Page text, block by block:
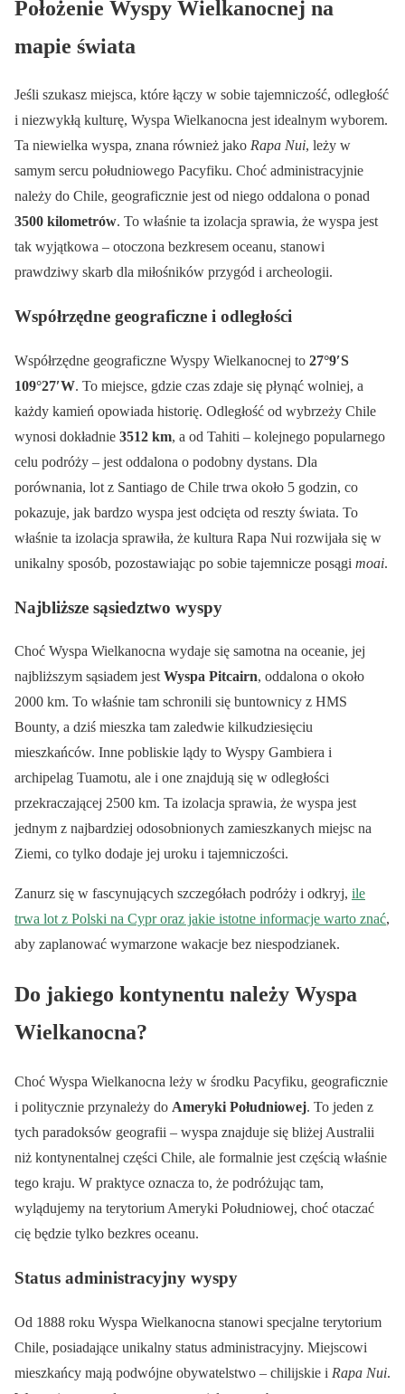
Położenie Wyspy Wielkanocnej na
mapie świata
Jeśli szukasz miejsca, które łączy w sobie tajemniczość, odległość
i niezwykłą kulturę, Wyspa Wielkanocna jest idealnym wyborem.
Ta niewielka wyspa, znana również jako Rapa Nui, leży w
samym sercu południowego Pacyfiku. Choć administracyjnie
należy do Chile, geograficznie jest od niego oddalona o ponad
3500 kilometrów. To właśnie ta izolacja sprawia, że wyspa jest
tak wyjątkowa – otoczona bezkresem oceanu, stanowi
prawdziwy skarb dla miłośników przygód i archeologii.
Współrzędne geograficzne i odległości
Współrzędne geograficzne Wyspy Wielkanocnej to 27°9′S
109°27′W. To miejsce, gdzie czas zdaje się płynąć wolniej, a
każdy kamień opowiada historię. Odległość od wybrzeży Chile
wynosi dokładnie 3512 km, a od Tahiti – kolejnego popularnego
celu podróży – jest oddalona o podobny dystans. Dla
porównania, lot z Santiago de Chile trwa około 5 godzin, co
pokazuje, jak bardzo wyspa jest odcięta od reszty świata. To
właśnie ta izolacja sprawiła, że kultura Rapa Nui rozwijała się w
unikalny sposób, pozostawiając po sobie tajemnicze posągi moai.
Najbliższe sąsiedztwo wyspy
Choć Wyspa Wielkanocna wydaje się samotna na oceanie, jej
najbliższym sąsiadem jest Wyspa Pitcairn, oddalona o około
2000 km. To właśnie tam schronili się buntownicy z HMS
Bounty, a dziś mieszka tam zaledwie kilkudziesięciu
mieszkańców. Inne pobliskie lądy to Wyspy Gambiera i
archipelag Tuamotu, ale i one znajdują się w odległości
przekraczającej 2500 km. Ta izolacja sprawia, że wyspa jest
jednym z najbardziej odosobnionych zamieszkanych miejsc na
Ziemi, co tylko dodaje jej uroku i tajemniczości.
Zanurz się w fascynujących szczegółach podróży i odkryj, ile
trwa lot z Polski na Cypr oraz jakie istotne informacje warto znać,
aby zaplanować wymarzone wakacje bez niespodzianek.
Do jakiego kontynentu należy Wyspa
Wielkanocna?
Choć Wyspa Wielkanocna leży w środku Pacyfiku, geograficznie
i politycznie przynależy do Ameryki Południowej. To jeden z
tych paradoksów geografii – wyspa znajduje się bliżej Australii
niż kontynentalnej części Chile, ale formalnie jest częścią właśnie
tego kraju. W praktyce oznacza to, że podróżując tam,
wylądujemy na terytorium Ameryki Południowej, choć otaczać
cię będzie tylko bezkres oceanu.
Status administracyjny wyspy
Od 1888 roku Wyspa Wielkanocna stanowi specjalne terytorium
Chile, posiadające unikalny status administracyjny. Miejscowi
mieszkańcy mają podwójne obywatelstwo – chilijskie i Rapa Nui.